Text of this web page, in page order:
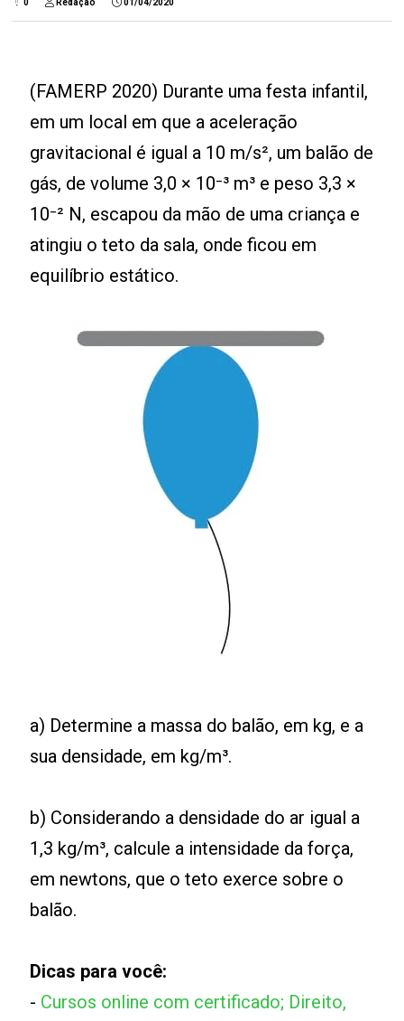
0 Redação 01/04/2020
(FAMERP 2020) Durante uma festa infantil,
em um local em que a aceleração
gravitacional é igual a 10 m/s², um balão de
gás, de volume 3,0 × 10⁻³ m³ e peso 3,3 ×
10⁻² N, escapou da mão de uma criança e
atingiu o teto da sala, onde ficou em
equilíbrio estático.
a) Determine a massa do balão, em kg, e a
sua densidade, em kg/m³.
b) Considerando a densidade do ar igual a
1,3 kg/m³, calcule a intensidade da força,
em newtons, que o teto exerce sobre o
balão.
Dicas para você:
- Cursos online com certificado; Direito,